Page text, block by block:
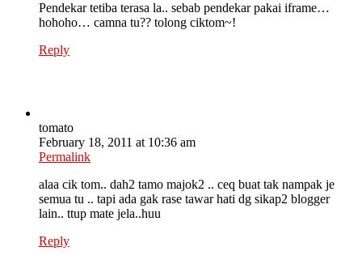
Pendekar tetiba terasa la.. sebab pendekar pakai iframe…
hohoho… camna tu?? tolong ciktom~!
Reply
tomato
February 18, 2011 at 10:36 am
Permalink
alaa cik tom.. dah2 tamo majok2 .. ceq buat tak nampak je
semua tu .. tapi ada gak rase tawar hati dg sikap2 blogger
lain.. ttup mate jela..huu
Reply